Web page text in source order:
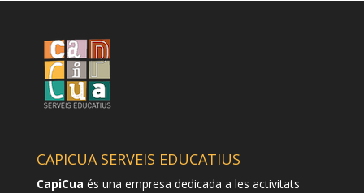
CAPICUA SERVEIS EDUCATIUS
CapiCua és una empresa dedicada a les activitats